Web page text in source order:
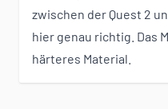
zwischen der Quest 2
hier genau richtig. Das
härteres Material.